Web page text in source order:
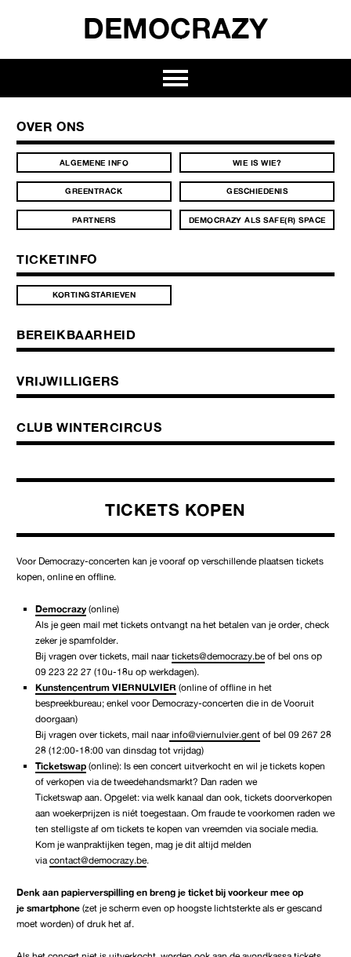
DEMOCRAZY
TICKETS KOPEN
Voor Democrazy-concerten kan je vooraf op verschillende plaatsen tickets
kopen, online en offline.
Democrazy (online)
Als je geen mail met tickets ontvangt na het betalen van je order, check
zeker je spamfolder.
Bij vragen over tickets, mail naar tickets@democrazy.beof bel ons op
09 223 22 27 (10u-18u op werkdagen).
Kunstencentrum VIERNULVIER (online of offline in het
bespreekbureau; enkel voor Democrazy-concerten die in de Vooruit
doorgaan)
Bij vragen over tickets, mail naar info@viernulvier.gent of bel 09 267 28
28 (12:00-18:00 van dinsdag tot vrijdag)
Ticketswap (online): Is een concert uitverkocht en wil je tickets kopen
of verkopen via de tweedehandsmarkt? Dan raden we
Ticketswap aan. Opgelet: via welk kanaal dan ook, tickets doorverkopen
aan woekerprijzen is niét toegestaan. Om fraude te voorkomen raden we
ten stelligste af om tickets te kopen van vreemden via sociale media.
Kom je wanpraktijken tegen, mag je dit altijd melden
via contact@democrazy.be.
Denk aan papierverspilling en breng je ticket bij voorkeur mee op
je smartphone (zet je scherm even op hoogste lichtsterkte als er gescand
moet worden) of druk het af.
OVER ONS
ALGEMENE INFO WIE IS WIE?
GREENTRACK GESCHIEDENIS
PARTNERS DEMOCRAZY ALS SAFE(R) SPACE
TICKETINFO
KORTINGSTARIEVEN
BEREIKBAARHEID
VRIJWILLIGERS
CLUB WINTERCIRCUS